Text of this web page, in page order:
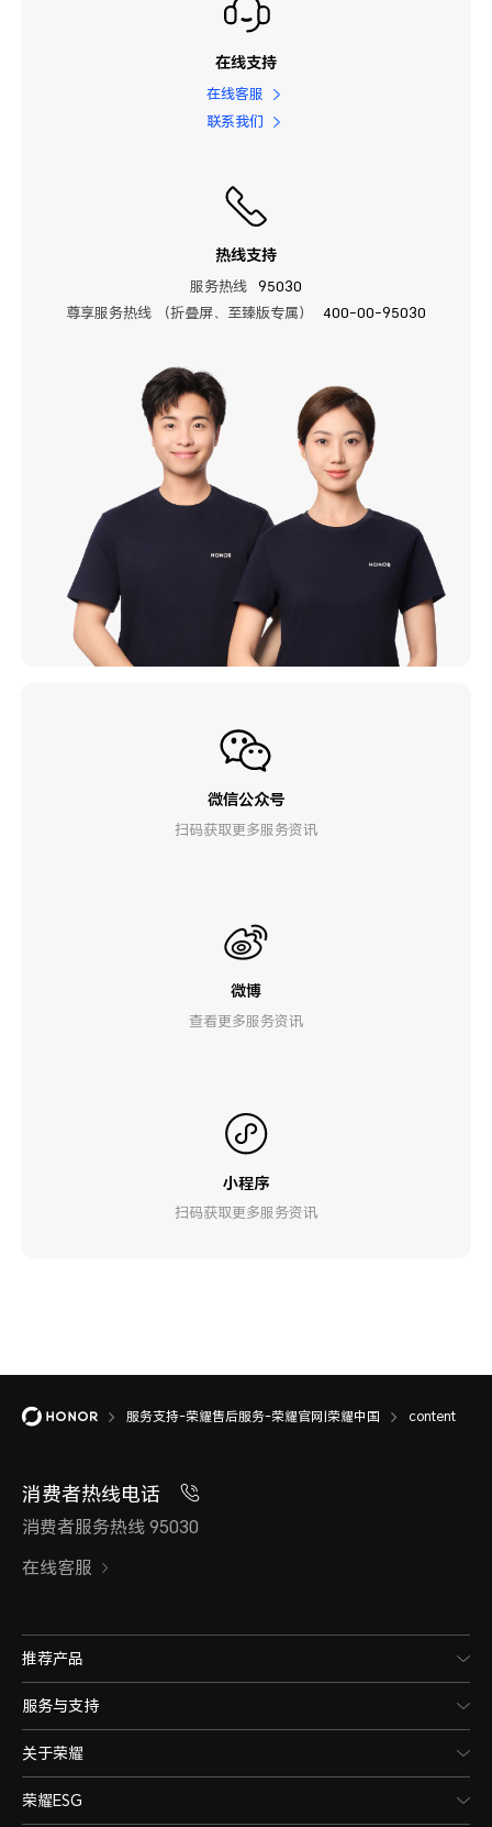
在线支持
在线客服
联系我们
热线支持
服务热线
95030
尊享服务热线 （折叠屏、至臻版专属）
400-00-95030
微信公众号
扫码获取更多服务资讯
微博
查看更多服务资讯
小程序
扫码获取更多服务资讯
服务支持-荣耀售后服务-荣耀官网|荣耀中国 content
消费者热线电话
消费者服务热线 95030
在线客服
推荐产品
服务与支持
关于荣耀
荣耀ESG